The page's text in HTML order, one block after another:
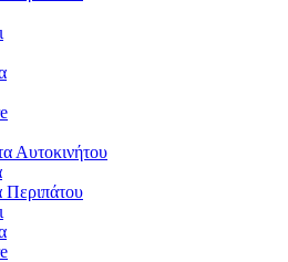
Αυτοκινήτου
Περιπάτου